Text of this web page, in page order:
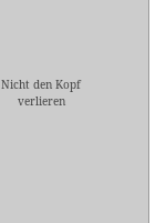
Nicht den Kopf
verlieren